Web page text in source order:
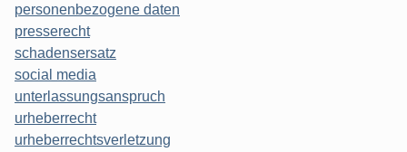
personenbezogene daten
presserecht
schadensersatz
social media
unterlassungsanspruch
urheberrecht
urheberrechtsverletzung